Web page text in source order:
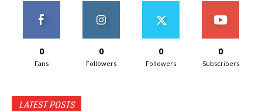
0
Fans
0
Followers
0
Followers
0
Subscribers
LATEST POSTS